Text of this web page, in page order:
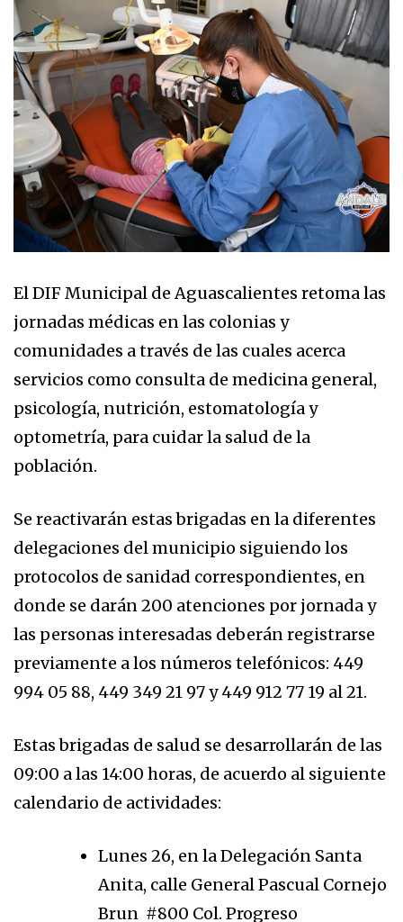
El DIF Municipal de Aguascalientes retoma las
jornadas médicas en las colonias y
comunidades a través de las cuales acerca
servicios como consulta de medicina general,
psicología, nutrición, estomatología y
optometría, para cuidar la salud de la
población.
Se reactivarán estas brigadas en la diferentes
delegaciones del municipio siguiendo los
protocolos de sanidad correspondientes, en
donde se darán 200 atenciones por jornada y
las personas interesadas deberán registrarse
previamente a los números telefónicos: 449
994 05 88, 449 349 21 97 y 449 912 77 19 al 21.
Estas brigadas de salud se desarrollarán de las
09:00 a las 14:00 horas, de acuerdo al siguiente
calendario de actividades:
Lunes 26, en la Delegación Santa
Anita, calle General Pascual Cornejo
Brun #800 Col. Progreso